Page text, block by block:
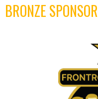
BRONZE SPONSOR